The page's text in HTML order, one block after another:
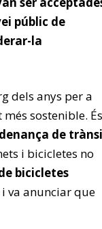
públic de
la
dels anys per a
sostenible. És
de
i bicicletes no
bicicletes
va anunciar que